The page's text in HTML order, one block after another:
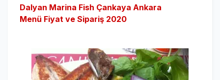
Dalyan Marina Fish Çankaya Ankara
Menü Fiyat ve Sipariş 2020